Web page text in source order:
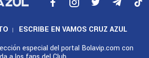
|
ESCRIBE EN VAMOS CRUZ AZUL
especial del portal Bolavip.com con